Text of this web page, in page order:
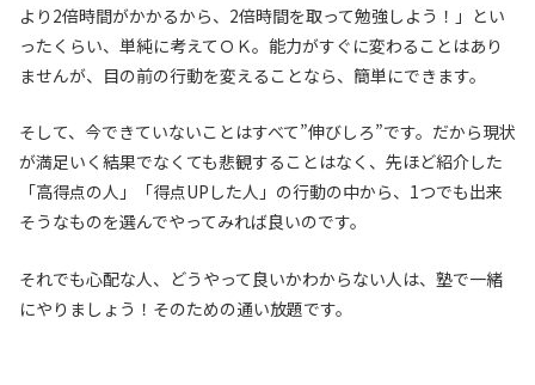
より2倍時間がかかるから、2倍時間を取って勉強しよう！」とい
ったくらい、単純に考えてＯＫ。能力がすぐに変わることはあり
ませんが、目の前の行動を変えることなら、簡単にできます。
そして、今できていないことはすべて”伸びしろ”です。だから現状
が満足いく結果でなくても悲観することはなく、先ほど紹介した
「高得点の人」「得点UPした人」の行動の中から、1つでも出来
そうなものを選んでやってみれば良いのです。
それでも心配な人、どうやって良いかわからない人は、塾で一緒
にやりましょう！そのための通い放題です。